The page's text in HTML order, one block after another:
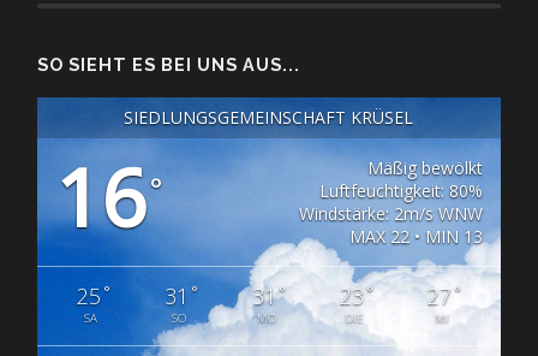
SO SIEHT ES BEI UNS AUS...
SIEDLUNGSGEMEINSCHAFT KRÜSEL
16°
Mäßig bewölkt
Luftfeuchtigkeit: 80%
Windstärke: 2m/s WNW
MAX 22 • MIN 13
25°
SA
31 °
SO
31°
MO
23°
DIE
27°
MI